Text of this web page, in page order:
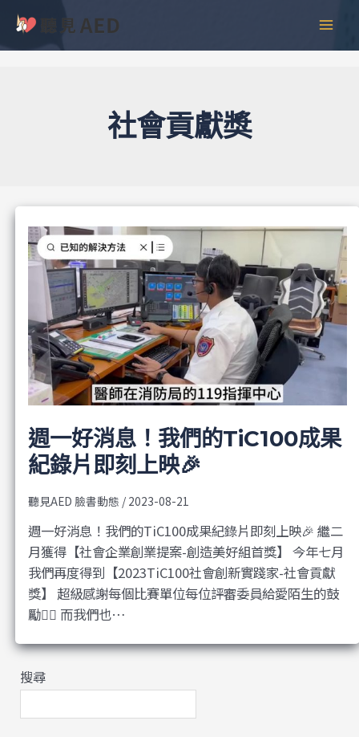
主
社會貢獻獎
週一好消息！我們的TiC100成果
紀錄片即刻上映🎉
聽見AED 臉書動態 / 2023-08-21
週一好消息！我們的TiC100成果紀錄片即刻上映🎉 繼二
月獲得【社會企業創業提案-創造美好組首獎】 今年七月
我們再度得到【2023TiC100社會創新實踐家-社會貢獻
獎】 超級感謝每個比賽單位每位評審委員給愛陌生的鼓
勵❤️‍🔥 而我們也…
搜尋
彙
整